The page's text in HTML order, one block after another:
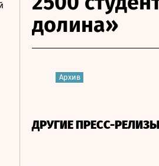
долина»
Архив
ДРУГИЕ ПРЕСС-РЕЛИЗЫ